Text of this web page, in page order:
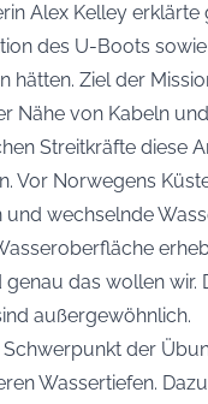
Alex Kelley
des U-Boots
hätten. Ziel der
Nähe von Kabeln
Streitkräfte diese
Vor Norwegens
wechselnde
das wollen wir.
außergewöhnlich.
der
Wassertiefen.